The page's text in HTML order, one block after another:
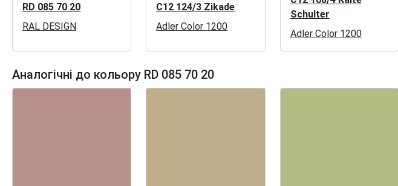
RD 085 70 20
RAL DESIGN
C12 124/3 Zikade
Adler Color 1200
Schulter
Adler Color 1200
Аналогічні до кольору RD 085 70 20